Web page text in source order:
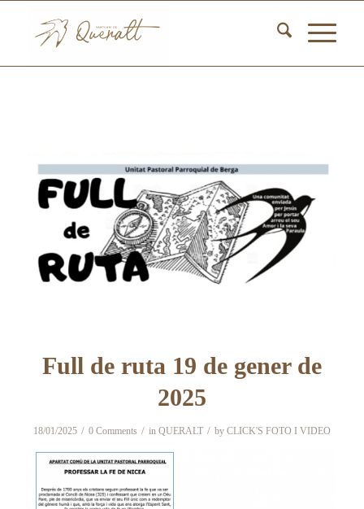
Full de ruta 19 de gener de
2025
18/01/2025 / 0 Comments / in QUERALT / by CLICK'S FOTO I VIDEO